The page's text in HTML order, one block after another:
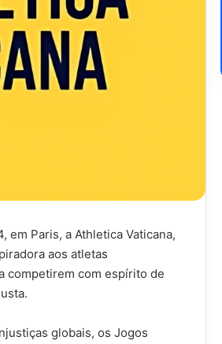
em Paris, a Athletica Vaticana,
aos atletas
competirem com espírito de
globais, os Jogos